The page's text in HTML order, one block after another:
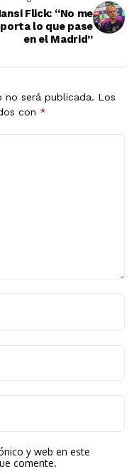
Flick: “No me
lo que pase
en el Madrid”
no será publicada. Los
con *
y web en este
comente.